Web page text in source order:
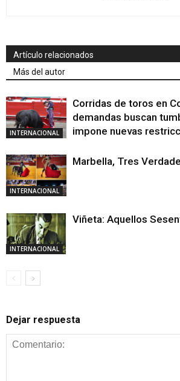
Artículo relacionados
Más del autor
INTERNACIONAL
Corridas de toros en
demandas buscan
impone nuevas
INTERNACIONAL
Marbella, Tres
INTERNACIONAL
Viñeta: Aquellos
Dejar respuesta